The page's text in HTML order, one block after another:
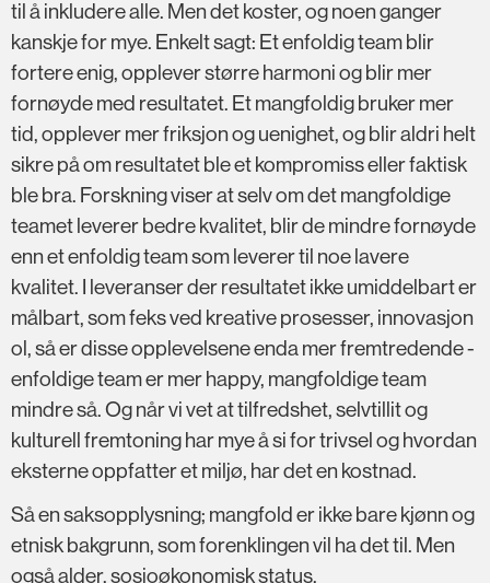
til å inkludere alle. Men det koster, og noen ganger
kanskje for mye. Enkelt sagt: Et enfoldig team blir
fortere enig, opplever større harmoni og blir mer
fornøyde med resultatet. Et mangfoldig bruker mer
tid, opplever mer friksjon og uenighet, og blir aldri helt
sikre på om resultatet ble et kompromiss eller faktisk
ble bra. Forskning viser at selv om det mangfoldige
teamet leverer bedre kvalitet, blir de mindre fornøyde
enn et enfoldig team som leverer til noe lavere
kvalitet. I leveranser der resultatet ikke umiddelbart er
målbart, som feks ved kreative prosesser, innovasjon
ol, så er disse opplevelsene enda mer fremtredende -
enfoldige team er mer happy, mangfoldige team
mindre så. Og når vi vet at tilfredshet, selvtillit og
kulturell fremtoning har mye å si for trivsel og hvordan
eksterne oppfatter et miljø, har det en kostnad.
Så en saksopplysning; mangfold er ikke bare kjønn og
etnisk bakgrunn, som forenklingen vil ha det til. Men
også alder, sosioøkonomisk status,